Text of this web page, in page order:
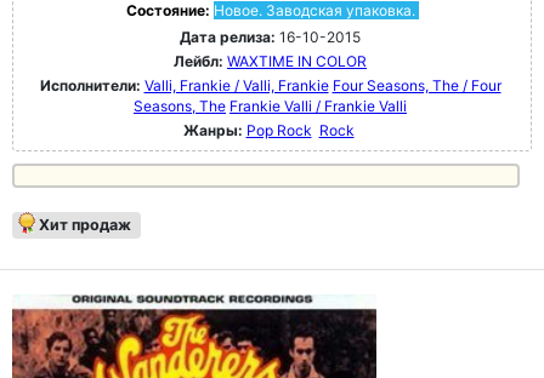
Состояние: Новое. Заводская упаковка.
Дата релиза: 16-10-2015
Лейбл: WAXTIME IN COLOR
Исполнители: Valli, Frankie / Valli, Frankie Four Seasons, The / Four
Seasons, The Frankie Valli / Frankie Valli
Жанры: Pop Rock Rock
Хит продаж